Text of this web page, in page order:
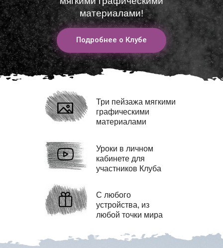
Три пейзажа мягкими
графическими
материалами
Уроки в личном
кабинете для
участников Клуба
С любого
устройства, из
любой точки мира
Подробнее о Клубе
материалами!